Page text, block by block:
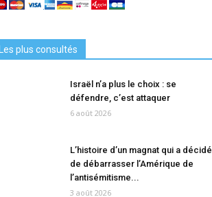
Les plus consultés
Israël n’a plus le choix : se
défendre, c’est attaquer
6 août 2026
L’histoire d’un magnat qui a décidé
de débarrasser l’Amérique de
l’antisémitisme...
3 août 2026